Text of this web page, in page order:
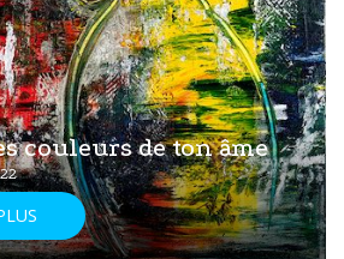
couleurs de ton âme